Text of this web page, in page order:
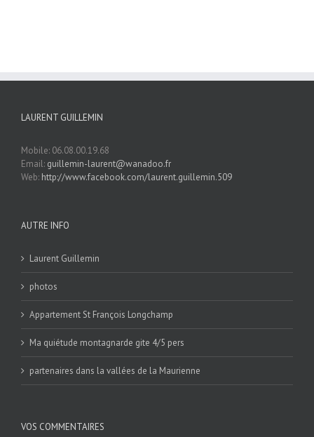
LAURENT GUILLEMIN
Mobile: 06.08.00.19.68
Email: guillemin-laurent@wanadoo.fr
Web: http://www.facebook.com/laurent.guillemin.509
AUTRE INFO
Laurent Guillemin
photos
Appartement St François Longchamp
Ma quiétude montagnarde gite 4/5 pers
partenaires dans la vallées de la Maurienne
VOS COMMENTAIRES